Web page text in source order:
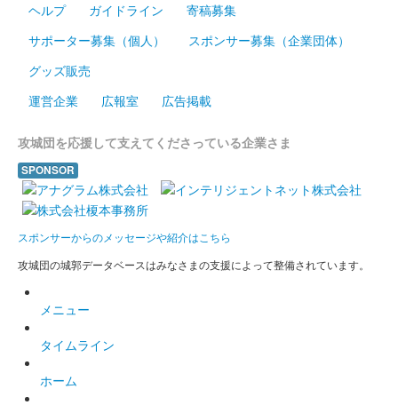
館林城 御城印
尾曳城（館林城） 御城印
Menkoiガールズ直
書き版
100枚限定
館林城 御城印
販売終了
ぐんま特使Menkoiガールズが文字を担当した。50枚限定
ヘルプ
ガイドライン
寄稿募集
サポーター募集（個人）
スポンサー募集（企業団体）
グッズ販売
運営企業
広報室 広告掲載
攻城団を応援して支えてくださっている企業さま
SPONSOR
スポンサーからのメッセージや紹介はこちら
攻城団の城郭データベースはみなさまの支援によって整備されています。
メニュー
タイムライン
ホーム